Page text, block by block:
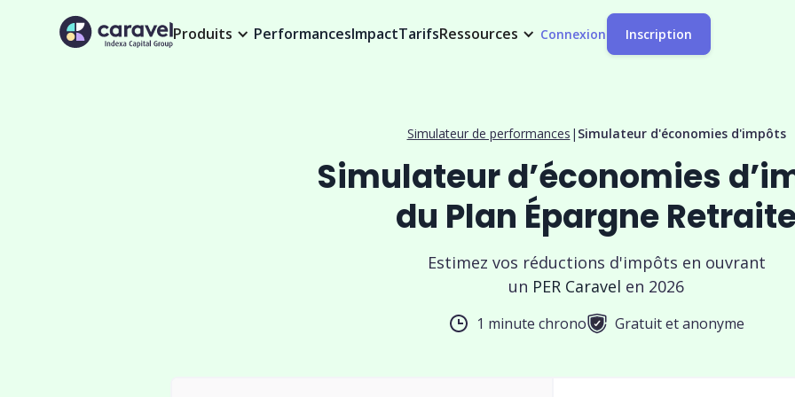
Produits PerformancesImpactTarifsRessources Connexion Inscription
Simulateur de performances | Simulateur d'économies d'impôts
Simulateur d’économies
du Plan Épargne
Estimez vos réductions d'impôts en ouvrant
un PER Caravel en 2026
1 minute chrono Gratuit et anonyme